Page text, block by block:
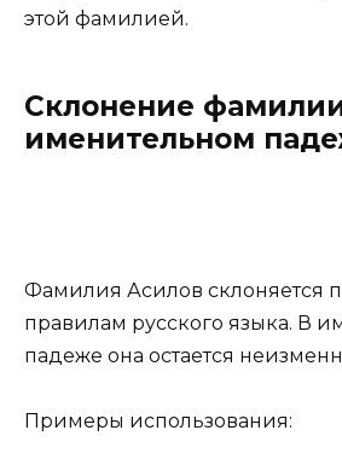
этой фамилией.
Склонение
именительном
Фамилия Асилов склоняется
правилам русского языка. В
падеже она остается
Примеры использования: